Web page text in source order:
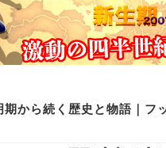
期から続く歴史と物語｜フ